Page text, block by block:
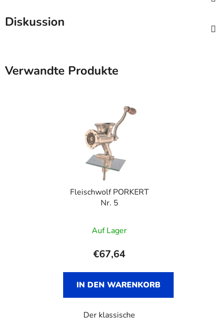
Diskussion
Verwandte Produkte
Fleischwolf PORKERT
Nr. 5
Auf Lager
€67,64
IN DEN WARENKORB
Der klassische